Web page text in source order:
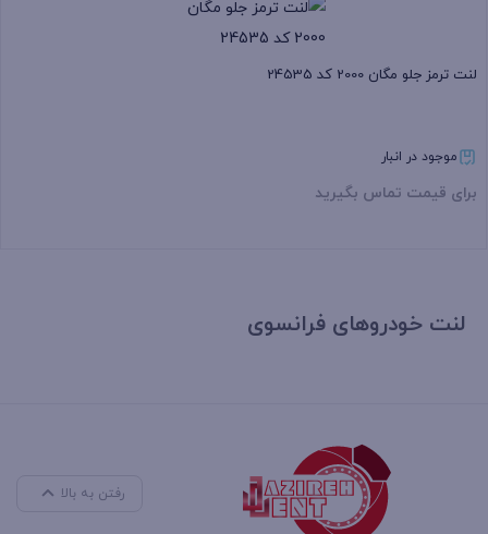
لنت ترمز جلو مگان 2000 کد 24535
موجود در انبار
برای قیمت تماس بگیرید
لنت خودروهای فرانسوی
رفتن به بالا